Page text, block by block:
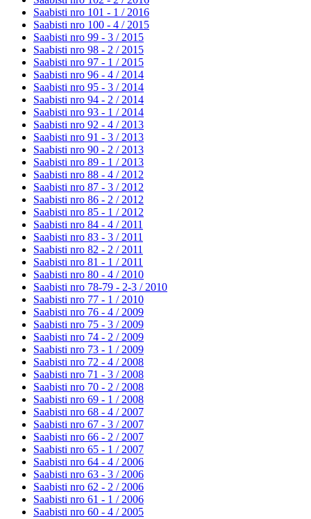
Saabisti nro 101 - 1 / 2016
Saabisti nro 100 - 4 / 2015
Saabisti nro 99 - 3 / 2015
Saabisti nro 98 - 2 / 2015
Saabisti nro 97 - 1 / 2015
Saabisti nro 96 - 4 / 2014
Saabisti nro 95 - 3 / 2014
Saabisti nro 94 - 2 / 2014
Saabisti nro 93 - 1 / 2014
Saabisti nro 92 - 4 / 2013
Saabisti nro 91 - 3 / 2013
Saabisti nro 90 - 2 / 2013
Saabisti nro 89 - 1 / 2013
Saabisti nro 88 - 4 / 2012
Saabisti nro 87 - 3 / 2012
Saabisti nro 86 - 2 / 2012
Saabisti nro 85 - 1 / 2012
Saabisti nro 84 - 4 / 2011
Saabisti nro 83 - 3 / 2011
Saabisti nro 82 - 2 / 2011
Saabisti nro 81 - 1 / 2011
Saabisti nro 80 - 4 / 2010
Saabisti nro 78-79 - 2-3 / 2010
Saabisti nro 77 - 1 / 2010
Saabisti nro 76 - 4 / 2009
Saabisti nro 75 - 3 / 2009
Saabisti nro 74 - 2 / 2009
Saabisti nro 73 - 1 / 2009
Saabisti nro 72 - 4 / 2008
Saabisti nro 71 - 3 / 2008
Saabisti nro 70 - 2 / 2008
Saabisti nro 69 - 1 / 2008
Saabisti nro 68 - 4 / 2007
Saabisti nro 67 - 3 / 2007
Saabisti nro 66 - 2 / 2007
Saabisti nro 65 - 1 / 2007
Saabisti nro 64 - 4 / 2006
Saabisti nro 63 - 3 / 2006
Saabisti nro 62 - 2 / 2006
Saabisti nro 61 - 1 / 2006
Saabisti nro 60 - 4 / 2005